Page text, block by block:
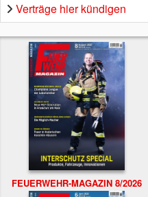
Verträge hier kündigen
FEUERWEHR-MAGAZIN 8/2026